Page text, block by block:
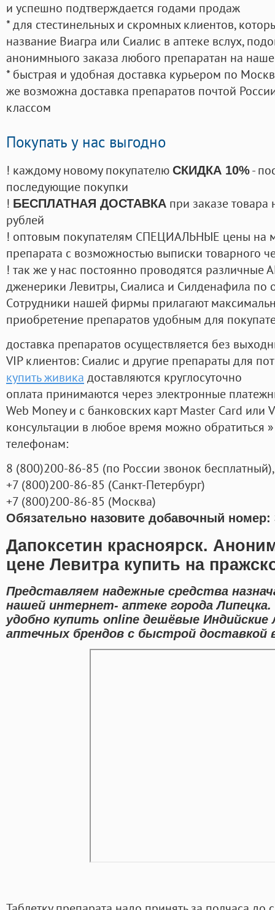
и успешно подтверждается годами продаж
* для стестинельных и скромных клиентов,
название Виагра или Сиалис в аптеке вслух,
анонимныого заказа любого препаратан на
* быстрая и удобная доставка курьером по
же возможна доставка препаратов почтой
классом
Покупать у нас выгодно
! каждому новому покупателю СКИДКА 10%-
последующие покупки
! БЕСПЛАТНАЯ ДОСТАВКА при заказе
рублей
! оптовым покупателям СПЕЦИАЛЬНЫЕ цены на
препарата с возможностью выписки товарного
! так же у нас постоянно проводятся
дженерики Левитры, Сиалиса и Силденафила по
Cотрудники нашей фирмы прилагают
приобретение препаратов удобным для
доставка препаратов осуществляется без
VIP клиентов: Сиалис и другие препараты для
купить живика доставляются круглосуточно
оплата принимаются через электронные
Web Money и с банковских карт Master Card или
консультации в любое время можно обратиться
телефонам:
8 (800)200-86-85 (по России звонок бесплатный),
+7 (800)200-86-85 (Санкт-Петербург)
+7 (800)200-86-85 (Москва)
Обязательно назовите добавочный номер:
Дапоксетин красноярск.
цене Левитра купить на
Представляем надежные средства
нашей интернет- аптеке города
удобно купить online дешёвые Индийские
аптечных брендов с быстрой доставкой